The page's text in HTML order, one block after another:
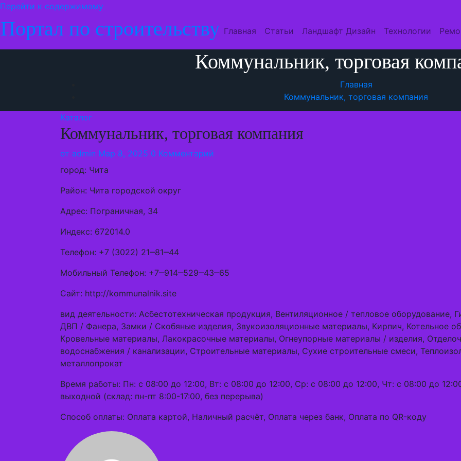
Перейти к содержимому
Портал по строительству Главная Статьи Ландшафт Дизайн Технологии
Коммунальник, торговая
Главная
Коммунальник, торговая компания
Каталог
Коммунальник, торговая компания
от admin Мар 8, 2025 0 Комментарий
город: Чита
Район: Чита городской округ
Адрес: Пограничная, 34
Индекс: 672014.0
Телефон: +7 (3022) 21‒81‒44
Мобильный Телефон: +7‒914‒529‒43‒65
Сайт: http://kommunalnik.site
вид деятельности: Асбестотехническая продукция, Вентиляционное / тепловое
ДВП / Фанера, Замки / Скобяные изделия, Звукоизоляционные материалы, Кирпич, Котельное
Кровельные материалы, Лакокрасочные материалы, Огнеупорные материалы / изделия,
водоснабжения / канализации, Строительные материалы, Сухие строительные смеси,
металлопрокат
Время работы: Пн: с 08:00 до 12:00, Вт: с 08:00 до 12:00, Ср: с 08:00 до 12:00, Чт: с 08:00 до
выходной (склад: пн-пт 8:00-17:00, без перерыва)
Способ оплаты: Оплата картой, Наличный расчёт, Оплата через банк, Оплата по QR-коду